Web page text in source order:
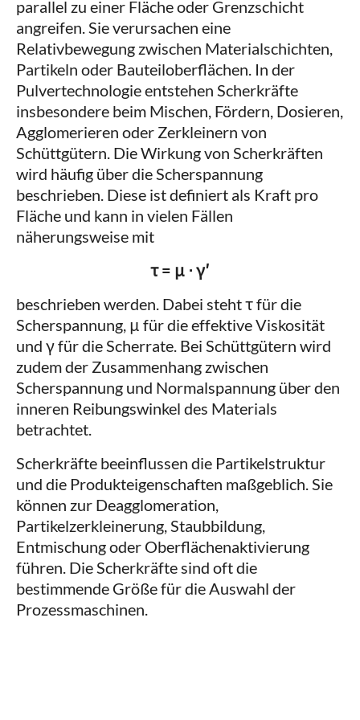
parallel zu einer Fläche oder Grenzschicht
angreifen. Sie verursachen eine
Relativbewegung zwischen Materialschichten,
Partikeln oder Bauteiloberflächen. In der
Pulvertechnologie entstehen Scherkräfte
insbesondere beim Mischen, Fördern, Dosieren,
Agglomerieren oder Zerkleinern von
Schüttgütern. Die Wirkung von Scherkräften
wird häufig über die Scherspannung
beschrieben. Diese ist definiert als Kraft pro
Fläche und kann in vielen Fällen
näherungsweise mit
τ = μ ⋅ γ′
beschrieben werden. Dabei steht τ für die
Scherspannung, μ für die effektive Viskosität
und γ für die Scherrate. Bei Schüttgütern wird
zudem der Zusammenhang zwischen
Scherspannung und Normalspannung über den
inneren Reibungswinkel des Materials
betrachtet.
Scherkräfte beeinflussen die Partikelstruktur
und die Produkteigenschaften maßgeblich. Sie
können zur Deagglomeration,
Partikelzerkleinerung, Staubbildung,
Entmischung oder Oberflächenaktivierung
führen. Die Scherkräfte sind oft die
bestimmende Größe für die Auswahl der
Prozessmaschinen.